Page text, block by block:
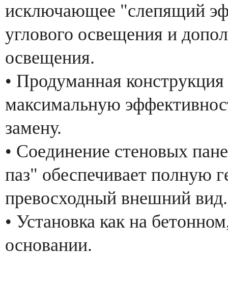
исключающее "слепящий
углового освещения и
освещения.
• Продуманная
максимальную
замену.
• Соединение стеновых
паз" обеспечивает полную
превосходный внешний
• Установка как на
основании.